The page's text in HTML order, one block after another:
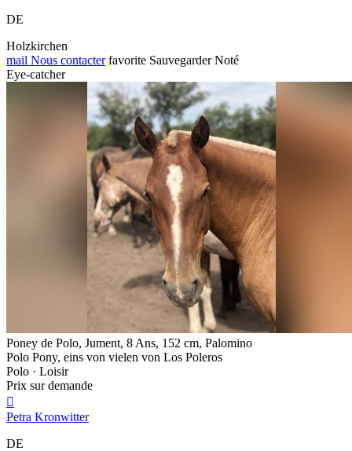
DE
Holzkirchen
mail Nous contacter favorite Sauvegarder Noté
Eye-catcher
Poney de Polo, Jument, 8 Ans, 152 cm, Palomino
Polo Pony, eins von vielen von Los Poleros
Polo · Loisir
Prix sur demande

Petra Kronwitter
DE